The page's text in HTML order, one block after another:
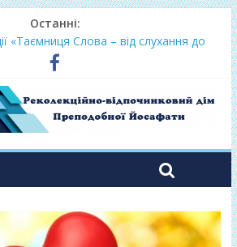
Останні:
«Таємниця Слова – від слухання до
2026
– осінь 2026
2026